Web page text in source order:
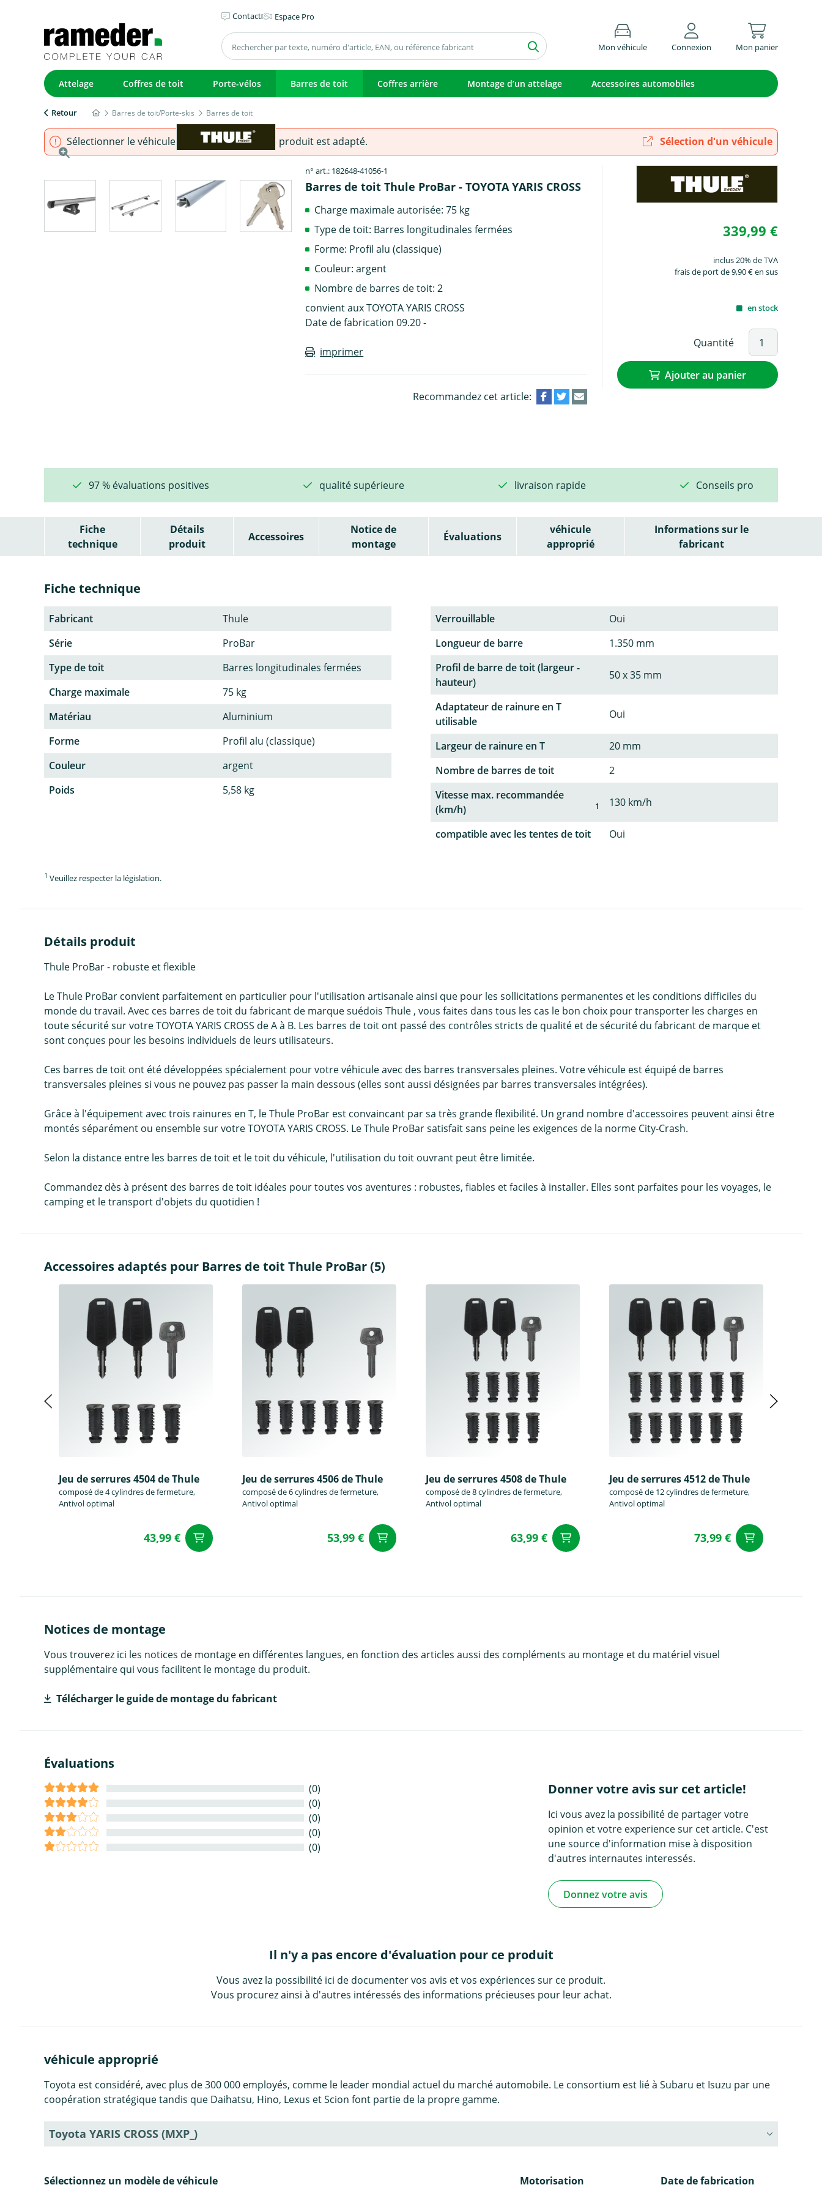
Contact Espace Pro
Mon véhicule Connexion Mon panier
Attelage Coffres de toit Porte-vélos Barres de toit Coffres arrière Montage d’un attelage Accessoires automobiles
Retour Barres de toit/Porte-skis Barres de toit
Sélectionner le véhicule pour s'assurer que le produit est adapté. Sélection d'un véhicule
n° art.: 182648-41056-1
Barres de toit Thule ProBar - TOYOTA YARIS CROSS
Charge maximale autorisée: 75 kg
Type de toit: Barres longitudinales fermées
Forme: Profil alu (classique)
Couleur: argent
Nombre de barres de toit: 2
convient aux TOYOTA YARIS CROSS
Date de fabrication 09.20 -
imprimer
Recommandez cet article:
339,99 €
inclus 20% de TVA
frais de port de 9,90 € en sus
en stock
Quantité
Ajouter au panier
97 % évaluations positives qualité supérieure livraison rapide Conseils pro
Fiche
technique
Détails
produit
Accessoires
Notice de
montage
Évaluations
véhicule
approprié
Informations sur le
fabricant
Fiche technique
Fabricant
Thule
Série
ProBar
Type de toit
Barres longitudinales fermées
Charge maximale
75 kg
Matériau
Aluminium
Forme
Profil alu (classique)
Couleur
argent
Poids
5,58 kg
Verrouillable
Oui
Longueur de barre
1.350 mm
Profil de barre de toit (largeur -
hauteur)
50 x 35 mm
Adaptateur de rainure en T
utilisable
Oui
Largeur de rainure en T
20 mm
Nombre de barres de toit
2
Vitesse max. recommandée
(km/h)
1 130 km/h
compatible avec les tentes de toit Oui
1 Veuillez respecter la législation.
Détails produit
Thule ProBar - robuste et flexible
Le Thule ProBar convient parfaitement en particulier pour l'utilisation artisanale ainsi que pour les sollicitations permanentes et les conditions difficiles du
monde du travail. Avec ces barres de toit du fabricant de marque suédois Thule , vous faites dans tous les cas le bon choix pour transporter les charges en
toute sécurité sur votre TOYOTA YARIS CROSS de A à B. Les barres de toit ont passé des contrôles stricts de qualité et de sécurité du fabricant de marque et
sont conçues pour les besoins individuels de leurs utilisateurs.
Ces barres de toit ont été développées spécialement pour votre véhicule avec des barres transversales pleines. Votre véhicule est équipé de barres
transversales pleines si vous ne pouvez pas passer la main dessous (elles sont aussi désignées par barres transversales intégrées).
Grâce à l'équipement avec trois rainures en T, le Thule ProBar est convaincant par sa très grande flexibilité. Un grand nombre d'accessoires peuvent ainsi être
montés séparément ou ensemble sur votre TOYOTA YARIS CROSS. Le Thule ProBar satisfait sans peine les exigences de la norme City-Crash.
Selon la distance entre les barres de toit et le toit du véhicule, l'utilisation du toit ouvrant peut être limitée.
Commandez dès à présent des barres de toit idéales pour toutes vos aventures : robustes, fiables et faciles à installer. Elles sont parfaites pour les voyages, le
camping et le transport d'objets du quotidien !
Accessoires adaptés pour Barres de toit Thule ProBar (5)
Jeu de serrures 4504 de Thule
composé de 4 cylindres de fermeture,
Antivol optimal
43,99 €
Jeu de serrures 4506 de Thule
composé de 6 cylindres de fermeture,
Antivol optimal
53,99 €
Jeu de serrures 4508 de Thule
composé de 8 cylindres de fermeture,
Antivol optimal
63,99 €
Jeu de serrures 4512 de Thule
composé de 12 cylindres de fermeture,
Antivol optimal
73,99 €
Notices de montage
Vous trouverez ici les notices de montage en différentes langues, en fonction des articles aussi des compléments au montage et du matériel visuel
supplémentaire qui vous facilitent le montage du produit.
Télécharger le guide de montage du fabricant
Évaluations
(0)
(0)
(0)
(0)
(0)
Donner votre avis sur cet article!
Ici vous avez la possibilité de partager votre
opinion et votre experience sur cet article. C'est
une source d'information mise à disposition
d'autres internautes interessés.
Donnez votre avis
Il n'y a pas encore d'évaluation pour ce produit
Vous avez la possibilité ici de documenter vos avis et vos expériences sur ce produit.
Vous procurez ainsi à d'autres intéressés des informations précieuses pour leur achat.
véhicule approprié
Toyota est considéré, avec plus de 300 000 employés, comme le leader mondial actuel du marché automobile. Le consortium est lié à Subaru et Isuzu par une
coopération stratégique tandis que Daihatsu, Hino, Lexus et Scion font partie de la propre gamme.
Toyota YARIS CROSS (MXP_)
Sélectionnez un modèle de véhicule Motorisation Date de fabrication